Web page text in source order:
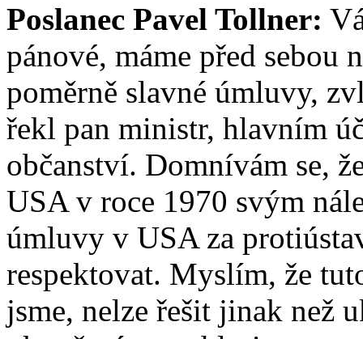
Poslanec Pavel Tollner:
pánové, máme před sebou
poměrně slavné úmluvy,
řekl pan ministr, hlavním
občanství. Domnívám se,
USA v roce 1970 svým
úmluvy v USA za
respektovat. Myslím, že
jsme, nelze řešit jinak než